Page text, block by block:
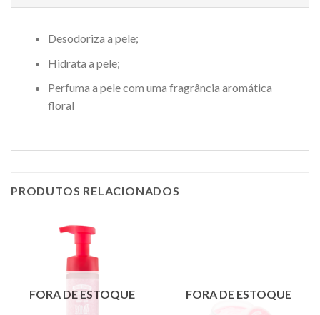
Desodoriza a pele;
Hidrata a pele;
Perfuma a pele com uma fragrância aromática
floral
PRODUTOS RELACIONADOS
FORA DE ESTOQUE FORA DE ESTOQUE